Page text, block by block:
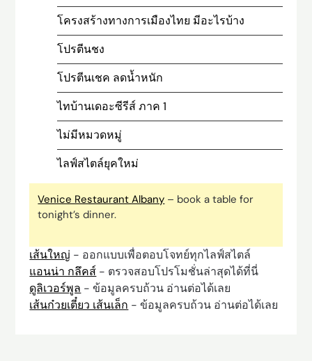
โครงสร้างทางการเมืองไทย มีอะไรบ้าง
โปรตีนชง
โปรตีนเชค ลดน้ำหนัก
ไทบ้านเดอะซีรีส์ ภาค 1
ไม่มีหมวดหมู่
ไลฟ์สไตล์ยุคใหม่
Venice Restaurant Albany – book a table for
tonight’s dinner.
เส้นใหญ่ - ออกแบบเพื่อตอบโจทย์ทุกไลฟ์สไตล์
แอนน่า กลึคส์ - ตรวจสอบโปรโมชั่นล่าสุดได้ที่นี่
ดูลิเวอร์พูล - ข้อมูลครบถ้วน อ่านต่อได้เลย
เส้นก๋วยเตี๋ยว เส้นเล็ก - ข้อมูลครบถ้วน อ่านต่อได้เลย